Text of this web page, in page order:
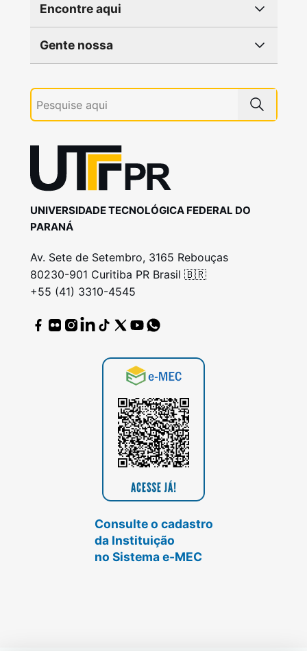
Encontre aqui
Gente nossa
UNIVERSIDADE TECNOLÓGICA FEDERAL DO
PARANÁ
Av. Sete de Setembro, 3165 Rebouças
80230-901 Curitiba PR Brasil 🇧🇷
+55 (41) 3310-4545
Consulte o cadastro
da Instituição
no Sistema e-MEC